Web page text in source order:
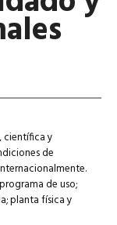
científica y
de
de uso;
planta física y